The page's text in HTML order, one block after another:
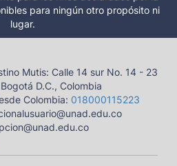
para ningún otro propósito ni
lugar.
Mutis: Calle 14 sur No. 14 - 23
Bogotá D.C., Colombia
Colombia: 018000115223